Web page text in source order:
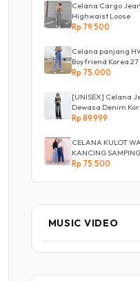
Celana Cargo
Highwaist Loose
Rp 79.500
Celana panjang
Boyfriend Korea 27
LOVE
Rp 75.000
[UNISEX] Celana
Dewasa Denim
Pants Jeans
Rp 89.999
CELANA KULOT
KANCING SAMPING
Rp 75.500
MUSIC VIDEO